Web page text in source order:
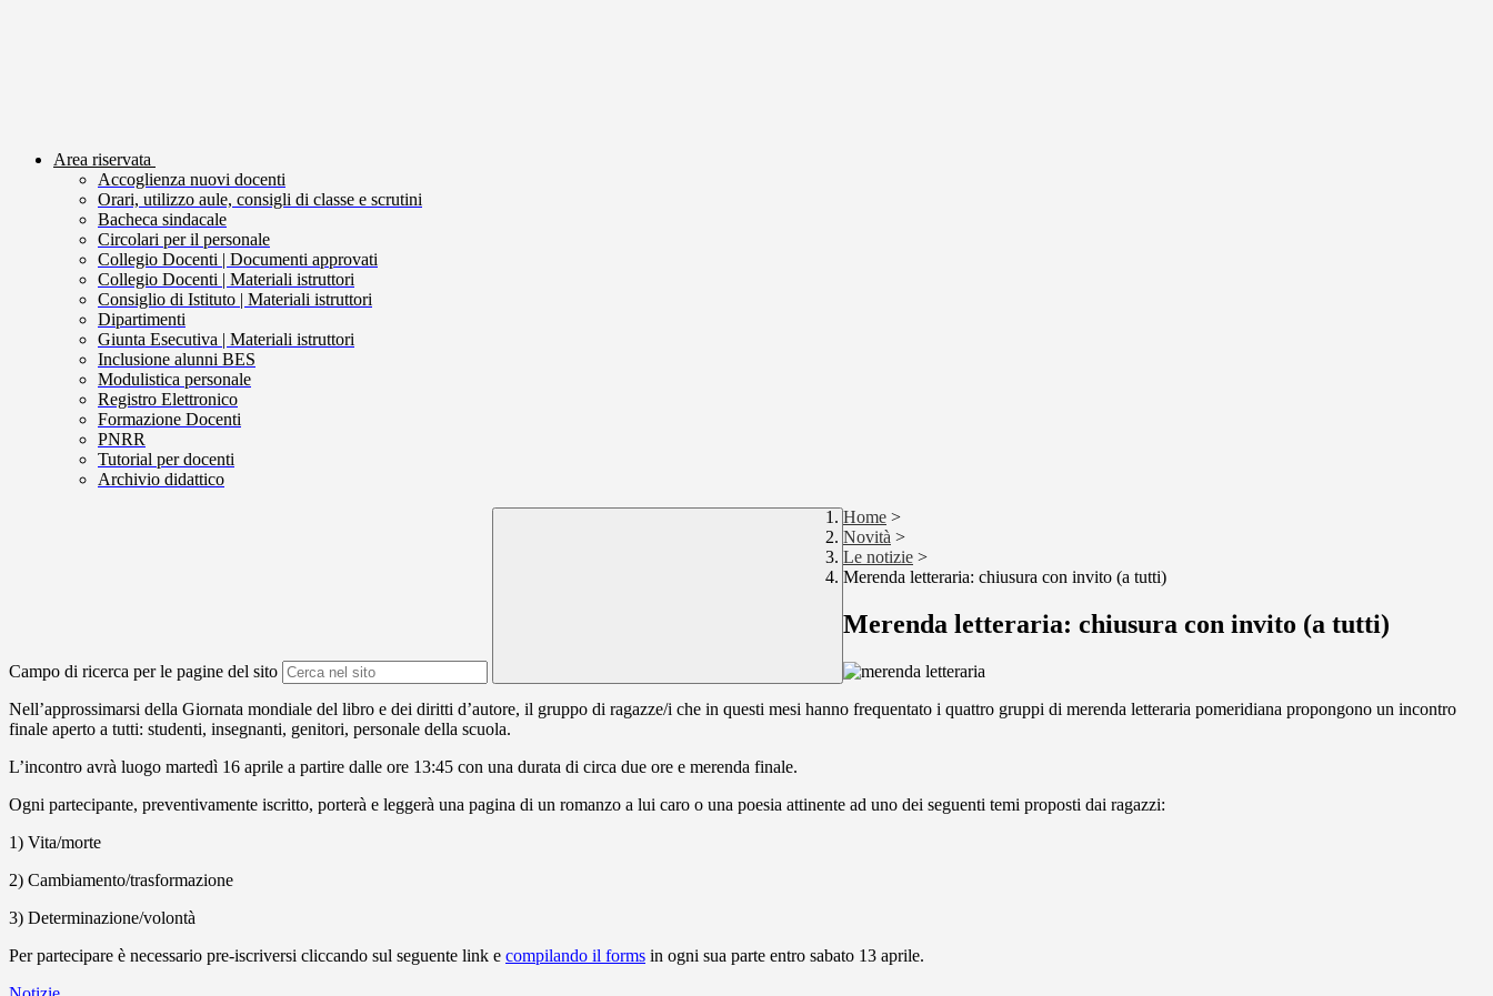
Area riservata
Accoglienza nuovi docenti
Orari, utilizzo aule, consigli di classe e scrutini
Bacheca sindacale
Circolari per il personale
Collegio Docenti | Documenti approvati
Collegio Docenti | Materiali istruttori
Consiglio di Istituto | Materiali istruttori
Dipartimenti
Giunta Esecutiva | Materiali istruttori
Inclusione alunni BES
Modulistica personale
Registro Elettronico
Formazione Docenti
PNRR
Tutorial per docenti
Archivio didattico
Campo di ricerca per le pagine del sito
Home >
Novità >
Le notizie >
Merenda letteraria: chiusura con invito (a tutti)
Merenda letteraria: chiusura con invito (a tutti)
Nell’approssimarsi della Giornata mondiale del libro e dei diritti d’autore, il gruppo di ragazze/i che in questi mesi hanno frequentato i quattro gruppi di merenda letteraria pomeridiana propongono un incontro
finale aperto a tutti: studenti, insegnanti, genitori, personale della scuola.
L’incontro avrà luogo martedì 16 aprile a partire dalle ore 13:45 con una durata di circa due ore e merenda finale.
Ogni partecipante, preventivamente iscritto, porterà e leggerà una pagina di un romanzo a lui caro o una poesia attinente ad uno dei seguenti temi proposti dai ragazzi:
1) Vita/morte
2) Cambiamento/trasformazione
3) Determinazione/volontà
Per partecipare è necessario pre-iscriversi cliccando sul seguente link e compilando il forms in ogni sua parte entro sabato 13 aprile.